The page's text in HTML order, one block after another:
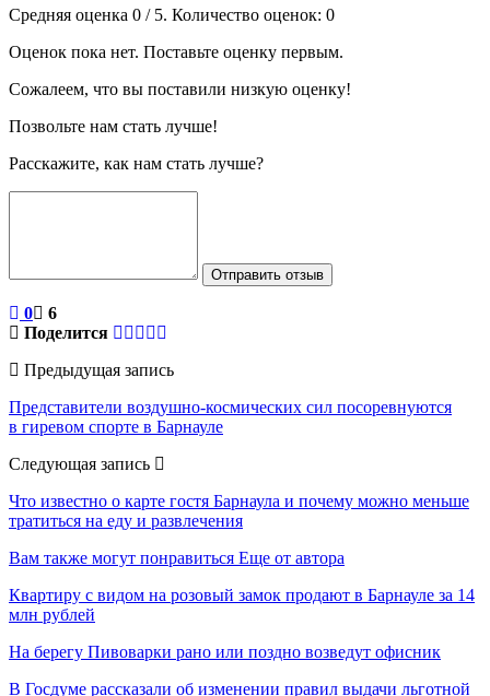
Средняя оценка 0 / 5. Количество оценок: 0
Оценок пока нет. Поставьте оценку первым.
Сожалеем, что вы поставили низкую оценку!
Позвольте нам стать лучше!
Расскажите, как нам стать лучше?
Отправить отзыв
0
6
Поделится
Предыдущая запись
Представители воздушно-космических сил посоревнуются
в гиревом спорте в Барнауле
Следующая запись
Что известно о карте гостя Барнаула и почему можно меньше
тратиться на еду и развлечения
Вам также могут понравиться Еще от автора
Квартиру с видом на розовый замок продают в Барнауле за 14
млн рублей
На берегу Пивоварки рано или поздно возведут офисник
В Госдуме рассказали об изменении правил выдачи льготной